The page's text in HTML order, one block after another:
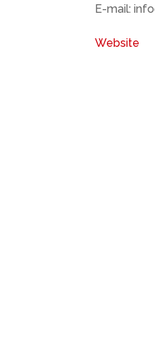
E-mail:
Website